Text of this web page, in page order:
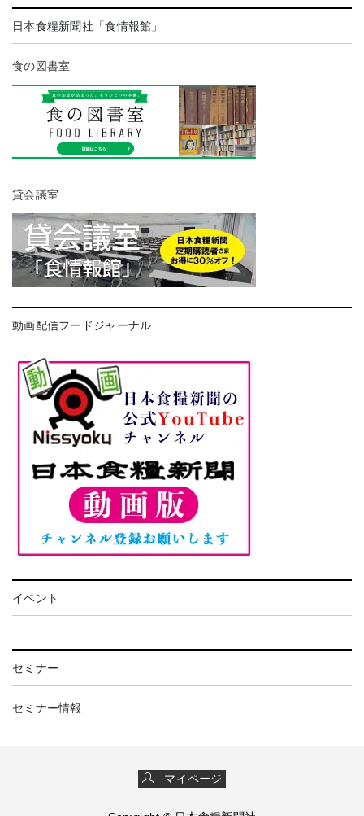
日本食糧新聞社「食情報館」
食の図書室
貸会議室
動画配信フードジャーナル
イベント
セミナー
セミナー情報
マイページ